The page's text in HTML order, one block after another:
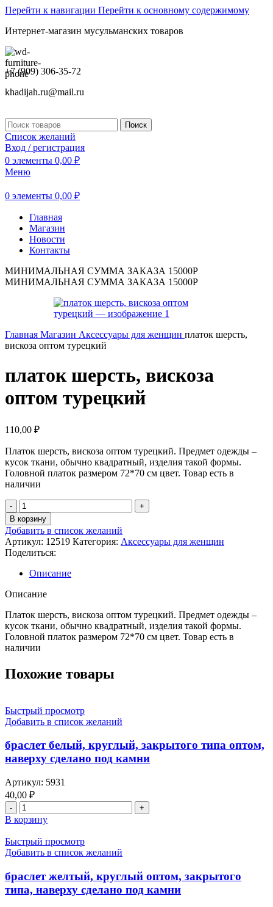
Перейти к навигации Перейти к основному содержимому
Интернет-магазин мусульманских товаров
+7 (909) 306-35-72
khadijah.ru@mail.ru
Поиск
Список желаний
Вход / регистрация
0 элементы 0,00 ₽
Меню
0 элементы 0,00 ₽
Главная
Магазин
Новости
Контакты
МИНИМАЛЬНАЯ СУММА ЗАКАЗА 15000Р
МИНИМАЛЬНАЯ СУММА ЗАКАЗА 15000Р
Главная Магазин Аксессуары для женщин платок шерсть,
вискоза оптом турецкий
платок шерсть, вискоза
оптом турецкий
110,00 ₽
Платок шерсть, вискоза оптом турецкий. Предмет одежды –
кусок ткани, обычно квадратный, изделия такой формы.
Головной платок размером 72*70 см цвет. Товар есть в
наличии
Количество
товара
платок
шерсть,
вискоза
оптом
турецкий
В корзину
Добавить в список желаний
Артикул: 12519 Категория: Аксессуары для женщин
Поделиться:
Описание
Описание
Платок шерсть, вискоза оптом турецкий. Предмет одежды –
кусок ткани, обычно квадратный, изделия такой формы.
Головной платок размером 72*70 см цвет. Товар есть в
наличии
Похожие товары
Быстрый просмотр
Добавить в список желаний
браслет белый, круглый, закрытого типа оптом,
наверху сделано под камни
Артикул: 5931
40,00 ₽
Количество
товара
браслет
белый,
круглый,
оптом,
наверху
В корзину
Быстрый просмотр
Добавить в список желаний
браслет желтый, круглый оптом, закрытого
типа, наверху сделано под камни